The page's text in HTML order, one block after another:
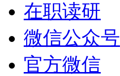
在职读研
微信公众号
官方微信